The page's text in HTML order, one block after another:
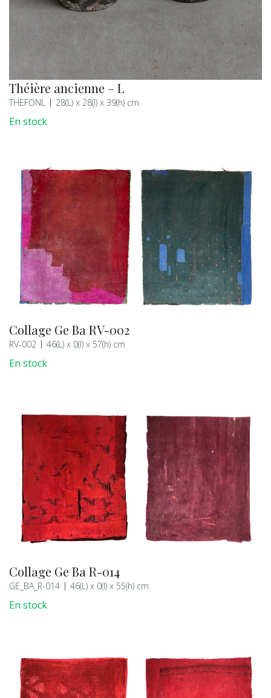
Théière ancienne – L
THEFONL 28(L) x 28(l) x 39(h) cm
En stock
Collage Ge Ba RV-002
RV-002 46(L) x 0(l) x 57(h) cm
En stock
Collage Ge Ba R-014
GE_BA_R-014 46(L) x 0(l) x 55(h) cm
En stock